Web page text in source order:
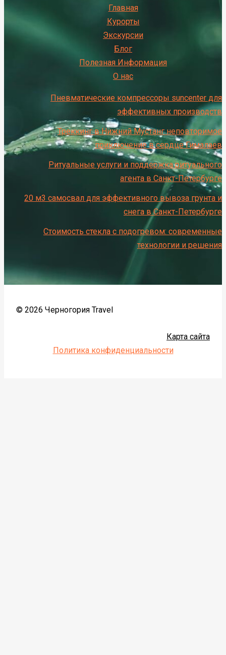
Главная
Курорты
Экскурсии
Блог
Полезная Информация
О нас
Пневматические компрессоры suncenter для
эффективных производств
Треккинг в Нижний Мустанг неповторимое
приключение в сердце Гималаев
Ритуальные услуги и поддержка ритуального
агента в Санкт-Петербурге
20 м3 самосвал для эффективного вывоза грунта и
снега в Санкт-Петербурге
Стоимость стекла с подогревом: современные
технологии и решения
© 2026 Черногория Travel
Карта сайта
Политика конфиденциальности